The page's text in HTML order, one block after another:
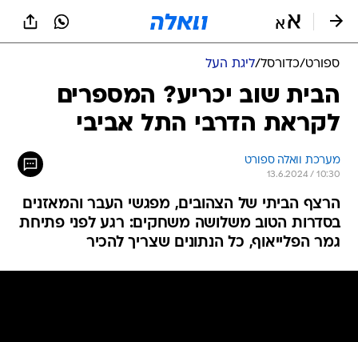
ספורט/כדורסל/ליגת העל
הבית שוב יכריע? המספרים
לקראת הדרבי התל אביבי
מערכת וואלה ספורט
13.6.2024 / 10:30
הרצף הביתי של הצהובים, מפגשי העבר והמאזנים
בסדרות הטוב משלושה משחקים: רגע לפני פתיחת
גמר הפלייאוף, כל הנתונים שצריך להכיר